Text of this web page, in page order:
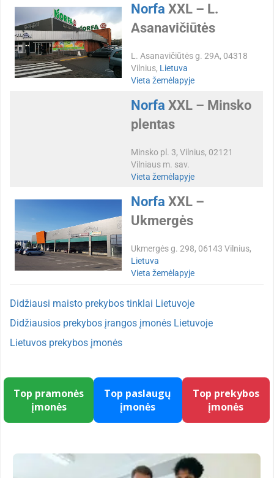
Norfa XXL – L.
Asanavičiūtės
L. Asanavičiūtės g. 29A, 04318
Vilnius, Lietuva
Vieta žemėlapyje
Norfa XXL – Minsko
plentas
Minsko pl. 3, Vilnius, 02121
Vilniaus m. sav.
Vieta žemėlapyje
Norfa XXL –
Ukmergės
Ukmergės g. 298, 06143 Vilnius,
Lietuva
Vieta žemėlapyje
Didžiausi maisto prekybos tinklai Lietuvoje
Didžiausios prekybos įrangos įmonės Lietuvoje
Lietuvos prekybos įmonės
Top pramonės
įmonės
Top paslaugų
įmonės
Top prekybos
įmonės